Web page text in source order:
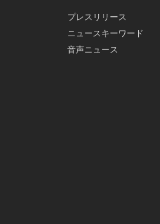
プレスリリース
ニュースキーワード
音声ニュース